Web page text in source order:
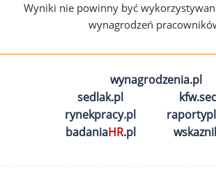
Wyniki nie powinny być
wynagrodzeń
wynagrodzenia.pl
sedlak.pl
rynekpracy.pl
badaniaHR.pl